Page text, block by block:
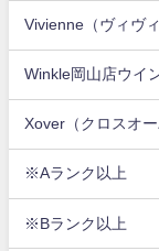
Vivienne（ヴィヴ
Winkle岡山店ウイ
Xover（クロスオ
※Aランク以上
※Bランク以上